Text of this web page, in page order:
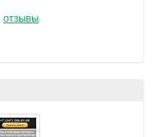
отзывы